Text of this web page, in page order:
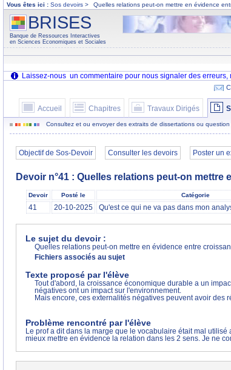
Vous êtes ici : Sos devoirs > Quelles relations peut-on mettre en évidence
BRISES
Banque de Ressources Interactives
en Sciences Economiques et Sociales
Accueil Chapitres Travaux Dirigés
Consultez et ou envoyer des extraits de dissertations ou
Objectif de Sos-Devoir Consulter les devoirs Poster un
Devoir n°41 : Quelles relations peut-on
Devoir Posté le Catégorie
41 20-10-2025 Qu'est ce qui ne va pas dans mon
Le sujet du devoir :
Quelles relations peut-on mettre en évidence entre
Fichiers associés au sujet
Texte proposé par l'élève
Tout d'abord, la croissance économique durable a un
négatives ont un impact sur l'environnement.
Mais encore, ces externalités négatives peuvent avoir
Problème rencontré par l'élève
Le prof a dit dans la marge que le vocabulaire était mal
mieux mettre en évidence la relation dans les 2 sens. Je ne